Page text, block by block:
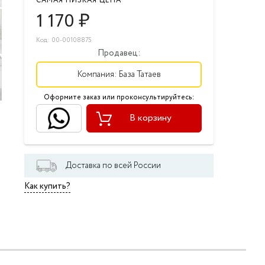
1 170₽
Код: 00-00108875
Продавец:
Компания: База Татаев
Оформите заказ или проконсультируйтесь:
В корзину
Доставка по всей России
Как купить?